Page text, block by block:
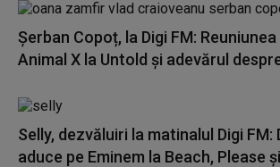
Șerban Copoț, la Digi FM:
Animal X la Untold și adevărul
Selly, dezvăluiri la matinalul Digi FM:
aduce pe Eminem la Beach, Please